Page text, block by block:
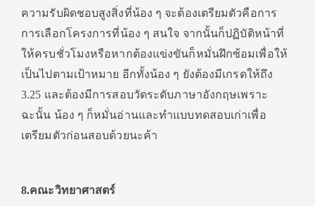
ความรับผิดชอบสูงสิ่งที่น้อง ๆ จะต้องเตรียมตัวคือการ
การเลือกโครงการที่น้อง ๆ สนใจ จากนั้นก็ปฏิบัติหน้าที่
ให้ครบชั่วโมงหรือหากต้องแข่งขันก็หมั่นฝึกซ้อมเพื่อให้
เป็นไปตามเป้าหมาย อีกทั้งน้อง ๆ ยังต้องมีเกรดให้ถึง
3.25 และต้องมีการสอบวัดระดับภาษาอังกฤษเพราะ
ฉะนั้น น้อง ๆ ก็หมั่นอ่านและทำแบบทดสอบเก่าเพื่อ
เตรียมตัวก่อนสอบด้วยนะค้า
8.คณะวิทยาศาสตร์